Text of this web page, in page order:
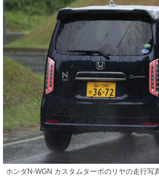
ホンダN-WGN カスタムターボのリヤの走行写